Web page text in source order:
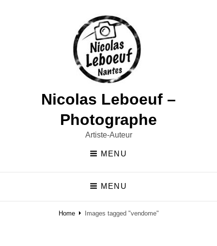
Nicolas Leboeuf –
Photographe
Artiste-Auteur
MENU
MENU
Home Images tagged "vendome"